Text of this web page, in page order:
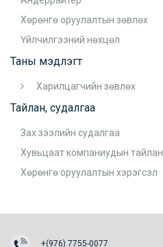
Хөрөнгө оруулалтын зөвлөх
Үйлчилгээний нөхцөл
Таны мэдлэгт
Харилцагчийн зөвлөх
Тайлан, судалгаа
Зах зээлийн судалгаа
Хувьцаат компаниудын тайлан
Хөрөнгө оруулалтын хэрэгсэл
+(976) 7755-0077